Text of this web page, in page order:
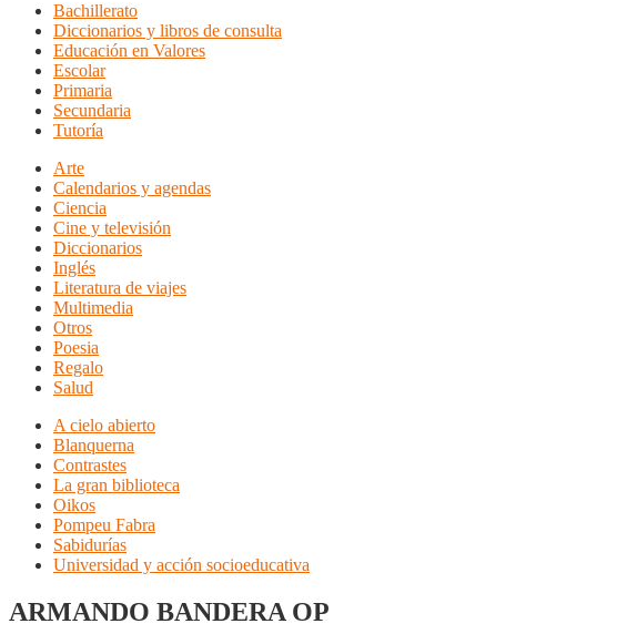
Bachillerato
Diccionarios y libros de consulta
Educación en Valores
Escolar
Primaria
Secundaria
Tutoría
Arte
Calendarios y agendas
Ciencia
Cine y televisión
Diccionarios
Inglés
Literatura de viajes
Multimedia
Otros
Poesia
Regalo
Salud
A cielo abierto
Blanquerna
Contrastes
La gran biblioteca
Oikos
Pompeu Fabra
Sabidurías
Universidad y acción socioeducativa
ARMANDO BANDERA OP